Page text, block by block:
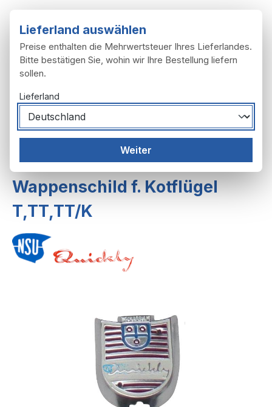
Schutzbleche
Wappenschild f. Kotflügel
T,TT,TT/K
Lieferland auswählen
Preise enthalten die Mehrwertsteuer Ihres Lieferlandes.
Bitte bestätigen Sie, wohin wir Ihre Bestellung liefern
sollen.
Lieferland
Weiter